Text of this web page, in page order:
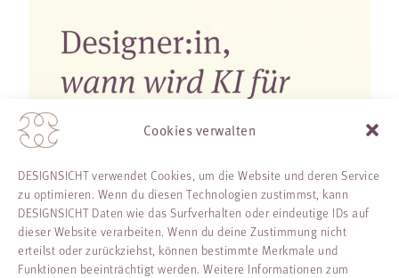
Cookies verwalten
DESIGNSICHT verwendet Cookies, um die Website und deren Service
zu optimieren. Wenn du diesen Technologien zustimmst, kann
DESIGNSICHT Daten wie das Surfverhalten oder eindeutige IDs auf
dieser Website verarbeiten. Wenn du deine Zustimmung nicht
erteilst oder zurückziehst, können bestimmte Merkmale und
Funktionen beeinträchtigt werden. Weitere Informationen zum